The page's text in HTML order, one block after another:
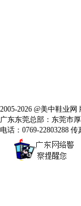
2005-2026 @美中鞋业网
广东东莞总部：东莞市
电话：0769-22803288 传